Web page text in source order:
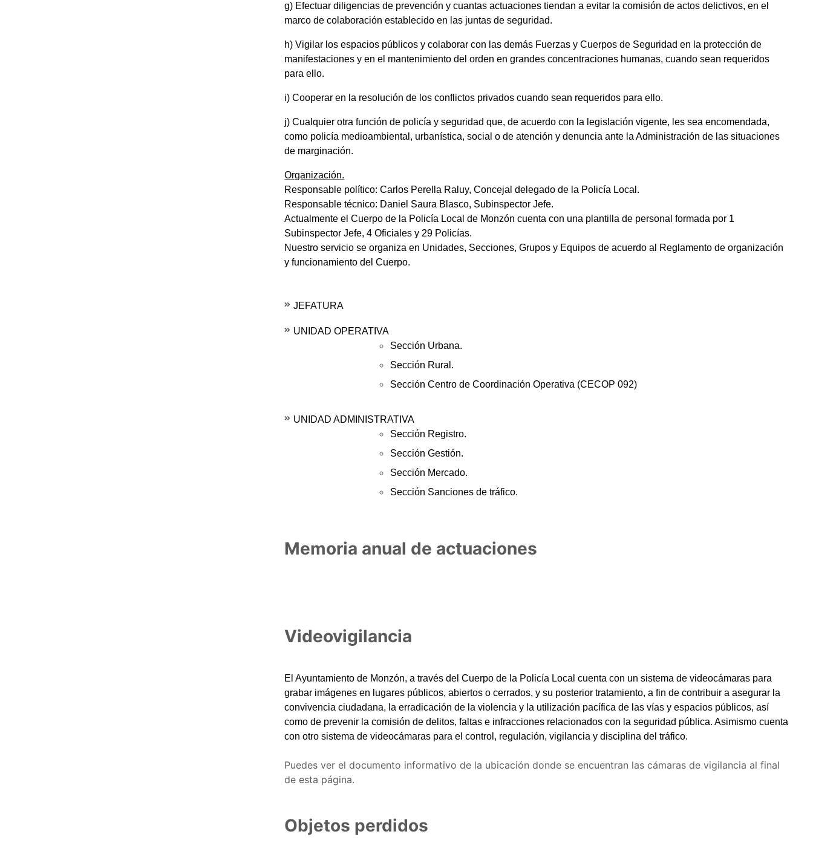
g) Efectuar diligencias de prevención y cuantas actuaciones tiendan a evitar la comisión de actos delictivos, en el
marco de colaboración establecido en las juntas de seguridad.
h) Vigilar los espacios públicos y colaborar con las demás Fuerzas y Cuerpos de Seguridad en la protección de
manifestaciones y en el mantenimiento del orden en grandes concentraciones humanas, cuando sean requeridos
para ello.
i) Cooperar en la resolución de los conflictos privados cuando sean requeridos para ello.
j) Cualquier otra función de policía y seguridad que, de acuerdo con la legislación vigente, les sea encomendada,
como policía medioambiental, urbanística, social o de atención y denuncia ante la Administración de las situaciones
de marginación.
Organización.
Responsable político: Carlos Perella Raluy, Concejal delegado de la Policía Local.
Responsable técnico: Daniel Saura Blasco, Subinspector Jefe.
Actualmente el Cuerpo de la Policía Local de Monzón cuenta con una plantilla de personal formada por 1
Subinspector Jefe, 4 Oficiales y 29 Policías.
Nuestro servicio se organiza en Unidades, Secciones, Grupos y Equipos de acuerdo al Reglamento de organización
y funcionamiento del Cuerpo.
JEFATURA
UNIDAD OPERATIVA
Sección Urbana.
Sección Rural.
Sección Centro de Coordinación Operativa (CECOP 092)
UNIDAD ADMINISTRATIVA
Sección Registro.
Sección Gestión.
Sección Mercado.
Sección Sanciones de tráfico.
Memoria anual de actuaciones
Videovigilancia
El Ayuntamiento de Monzón, a través del Cuerpo de la Policía Local cuenta con un sistema de videocámaras para
grabar imágenes en lugares públicos, abiertos o cerrados, y su posterior tratamiento, a fin de contribuir a asegurar la
convivencia ciudadana, la erradicación de la violencia y la utilización pacífica de las vías y espacios públicos, así
como de prevenir la comisión de delitos, faltas e infracciones relacionados con la seguridad pública. Asimismo cuenta
con otro sistema de videocámaras para el control, regulación, vigilancia y disciplina del tráfico.
Puedes ver el documento informativo de la ubicación donde se encuentran las cámaras de vigilancia al final
de esta página.
Objetos perdidos